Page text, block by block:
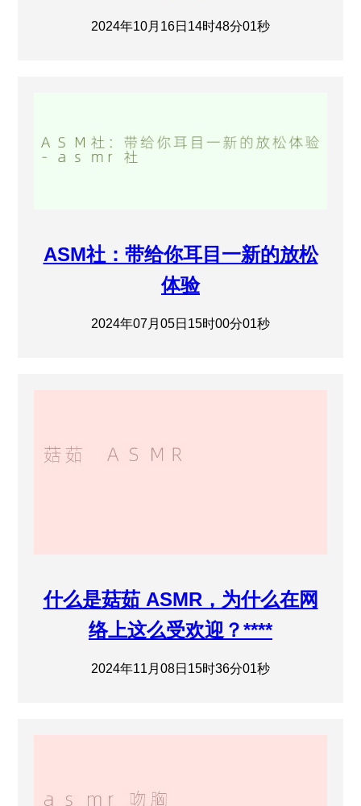
2024年10月16日14时48分01秒
ASM社：带给你耳目一新的放松
体验
2024年07月05日15时00分01秒
什么是菇茹 ASMR，为什么在网
络上这么受欢迎？****
2024年11月08日15时36分01秒